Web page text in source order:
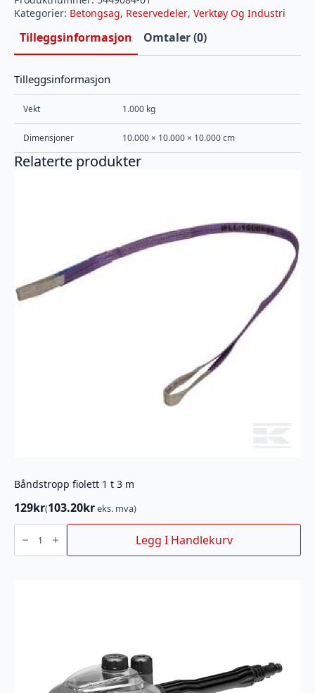
Kategorier: Betongsag, Reservedeler, Verktøy Og Industri
Tilleggsinformasjon Omtaler (0)
Tilleggsinformasjon
Vekt 1.000 kg
Dimensjoner 10.000 × 10.000 × 10.000 cm
Relaterte produkter
Båndstropp fiolett 1 t 3 m
129kr(103.20kreks. mva)
Båndstropp
t
Legg I Handlekurv